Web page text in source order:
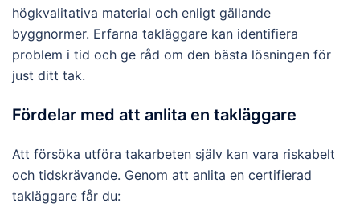
högkvalitativa material och enligt gällande
byggnormer. Erfarna takläggare kan identifiera
problem i tid och ge råd om den bästa lösningen för
just ditt tak.
Fördelar med att anlita en takläggare
Att försöka utföra takarbeten själv kan vara riskabelt
och tidskrävande. Genom att anlita en certifierad
takläggare får du: